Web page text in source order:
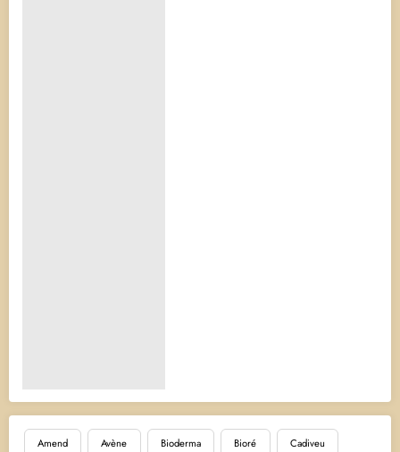
Amend Avène Bioderma Bioré Cadiveu